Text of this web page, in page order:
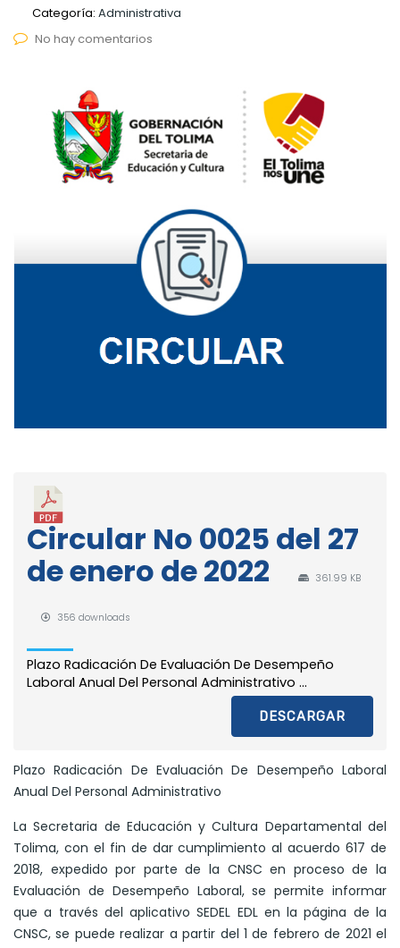
Categoría: Administrativa
No hay comentarios
Circular No 0025 del 27
de enero de 2022
361.99 KB
356 downloads
Plazo Radicación De Evaluación De Desempeño
Laboral Anual Del Personal Administrativo ...
DESCARGAR
Plazo Radicación De Evaluación De Desempeño Laboral
Anual Del Personal Administrativo
La Secretaria de Educación y Cultura Departamental del
Tolima, con el fin de dar cumplimiento al acuerdo 617 de
2018, expedido por parte de la CNSC en proceso de la
Evaluación de Desempeño Laboral, se permite informar
que a través del aplicativo SEDEL EDL en la página de la
CNSC, se puede realizar a partir del 1 de febrero de 2021 el